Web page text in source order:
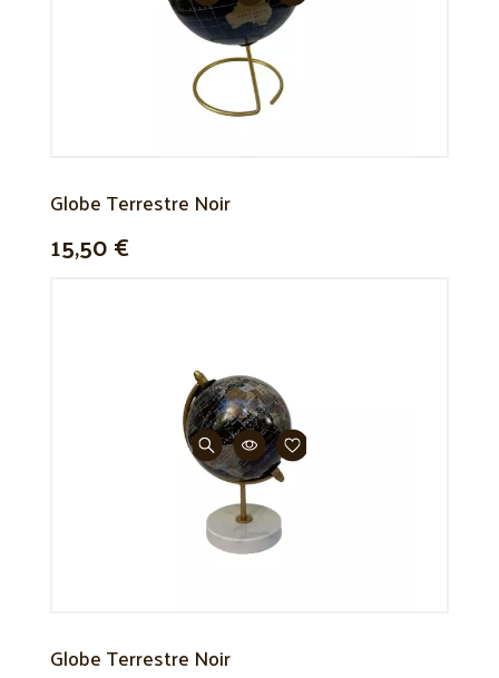
Globe Terrestre Noir
15,50 €
Globe Terrestre Noir